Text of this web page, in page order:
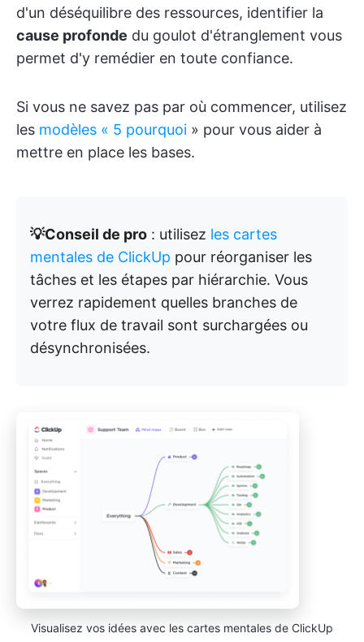
d'un déséquilibre des ressources, identifier la
cause profonde du goulot d'étranglement vous
permet d'y remédier en toute confiance.
Si vous ne savez pas par où commencer, utilisez
les modèles « 5 pourquoi » pour vous aider à
mettre en place les bases.
💡Conseil de pro : utilisez les cartes
mentales de ClickUp pour réorganiser les
tâches et les étapes par hiérarchie. Vous
verrez rapidement quelles branches de
votre flux de travail sont surchargées ou
désynchronisées.
Visualisez vos idées avec les cartes mentales de ClickUp